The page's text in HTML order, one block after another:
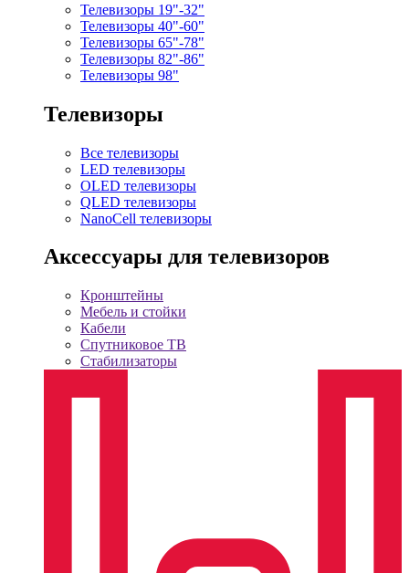
Телевизоры 19"-32"
Телевизоры 40"-60"
Телевизоры 65"-78"
Телевизоры 82"-86"
Телевизоры 98"
Телевизоры
Все телевизоры
LED телевизоры
OLED телевизоры
QLED телевизоры
NanoCell телевизоры
Аксессуары для телевизоров
Кронштейны
Мебель и стойки
Кабели
Спутниковое ТВ
Стабилизаторы